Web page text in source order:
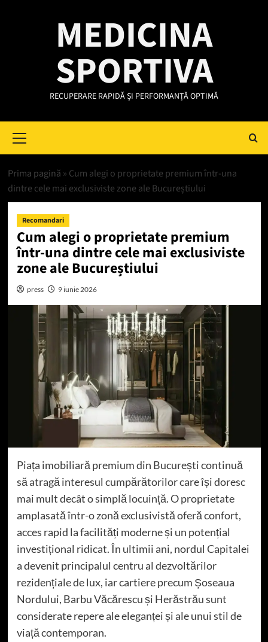
MEDICINA
SPORTIVA
RECUPERARE RAPIDĂ ȘI PERFORMANȚĂ OPTIMĂ
Menu
Prima pagină » Cum alegi o proprietate premium într-una
dintre cele mai exclusiviste zone ale Bucureștiului
Recomandari
Cum alegi o proprietate premium
într-una dintre cele mai exclusiviste
zone ale Bucureștiului
press 9 iunie 2026
Piața imobiliară premium din București continuă
să atragă interesul cumpărătorilor care își doresc
mai mult decât o simplă locuință. O proprietate
amplasată într-o zonă exclusivistă oferă confort,
acces rapid la facilități moderne și un potențial
investițional ridicat. În ultimii ani, nordul Capitalei
a devenit principalul centru al dezvoltărilor
rezidențiale de lux, iar cartiere precum Șoseaua
Nordului, Barbu Văcărescu și Herăstrău sunt
considerate repere ale eleganței și ale unui stil de
viață contemporan.